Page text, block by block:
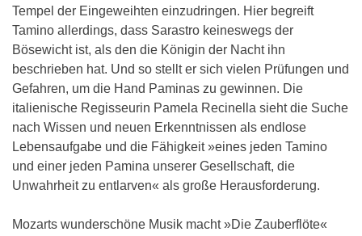
Tempel der Eingeweihten einzudringen. Hier begreift
Tamino allerdings, dass Sarastro keineswegs der
Bösewicht ist, als den die Königin der Nacht ihn
beschrieben hat. Und so stellt er sich vielen Prüfungen und
Gefahren, um die Hand Paminas zu gewinnen. Die
italienische Regisseurin Pamela Recinella sieht die Suche
nach Wissen und neuen Erkenntnissen als endlose
Lebensaufgabe und die Fähigkeit »eines jeden Tamino
und einer jeden Pamina unserer Gesellschaft, die
Unwahrheit zu entlarven« als große Herausforderung.
Mozarts wunderschöne Musik macht »Die Zauberflöte«